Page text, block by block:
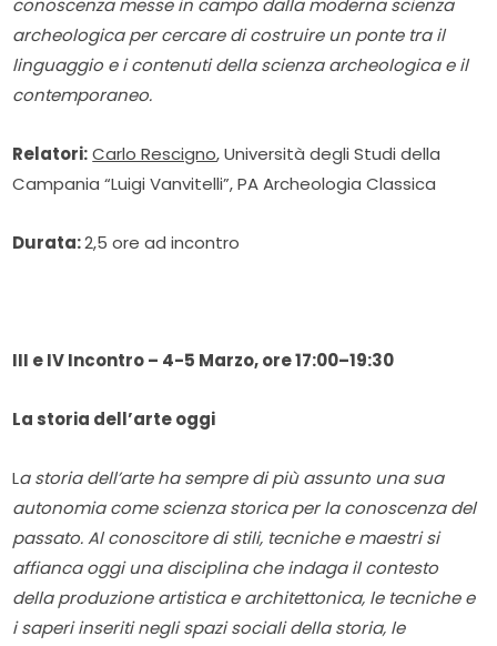
archeologica per cercare di costruire un ponte tra il
linguaggio e i contenuti della scienza archeologica e il
contemporaneo.
Relatori: Carlo Rescigno, Università degli Studi della
Campania “Luigi Vanvitelli”, PA Archeologia Classica
Durata:2,5 ore ad incontro
III e IV Incontro – 4-5 Marzo, ore 17:00–19:30
La storia dell’arte oggi
La storia dell’arte ha sempre di più assunto una sua
autonomia come scienza storica per la conoscenza del
passato. Al conoscitore di stili, tecniche e maestri si
affianca oggi una disciplina che indaga il contesto
della produzione artistica e architettonica, le tecniche e
i saperi inseriti negli spazi sociali della storia, le